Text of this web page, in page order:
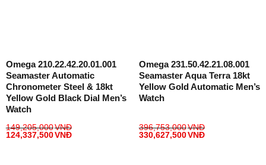
Omega 210.22.42.20.01.001
Seamaster Automatic
Chronometer Steel & 18kt
Yellow Gold Black Dial Men’s
Watch
149,205,000VNĐ
124,337,500VNĐ
Omega 231.50.42.21.08.001
Seamaster Aqua Terra 18kt
Yellow Gold Automatic Men’s
Watch
396,753,000VNĐ
330,627,500VNĐ